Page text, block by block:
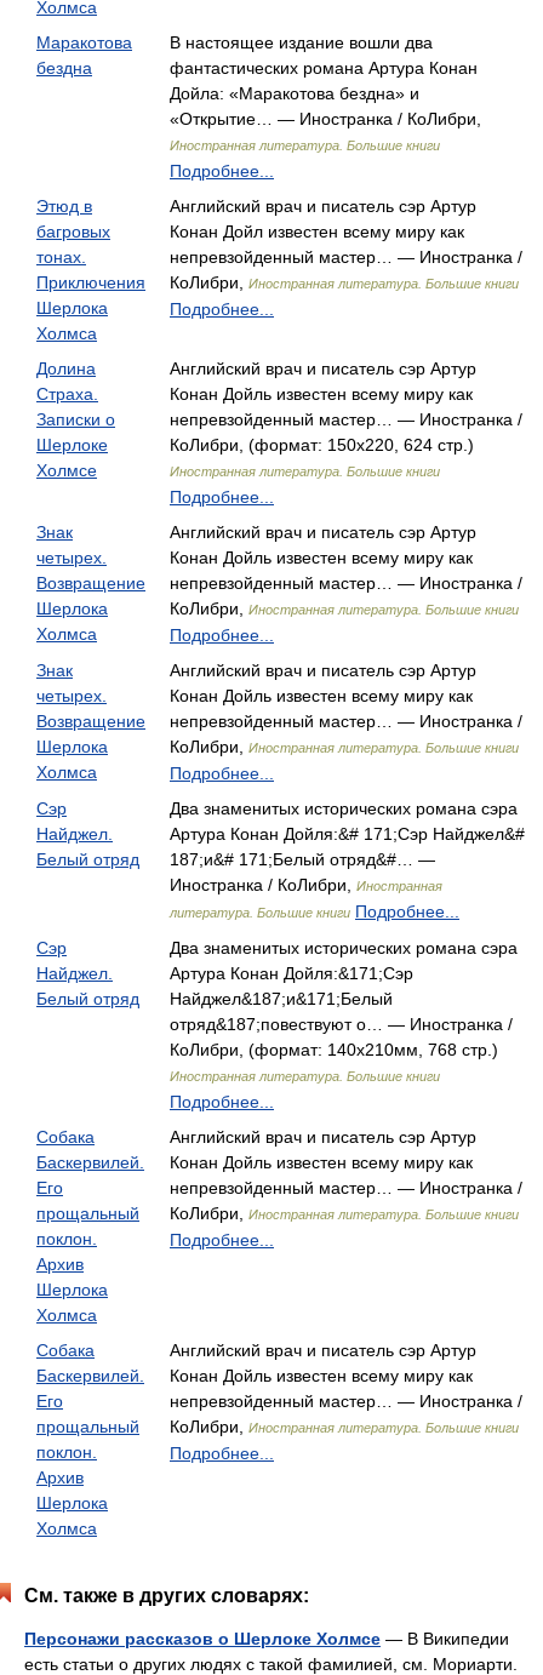
Холмса
Маракотова
бездна
В настоящее издание вошли два
фантастических романа Артура Конан
Дойла: «Маракотова бездна» и
«Открытие… — Иностранка / КоЛибри,
Иностранная литература. Большие книги
Подробнее...
Этюд в
багровых
тонах.
Приключения
Шерлока
Холмса
Английский врач и писатель сэр Артур
Конан Дойл известен всему миру как
непревзойденный мастер… — Иностранка /
КоЛибри,
Иностранная литература. Большие книги
Подробнее...
Долина
Страха.
Записки о
Шерлоке
Холмсе
Английский врач и писатель сэр Артур
Конан Дойль известен всему миру как
непревзойденный мастер… — Иностранка /
КоЛибри, (формат: 150x220, 624 стр.)
Иностранная литература. Большие книги
Подробнее...
Знак
четырех.
Возвращение
Шерлока
Холмса
Английский врач и писатель сэр Артур
Конан Дойль известен всему миру как
непревзойденный мастер… — Иностранка /
КоЛибри,
Иностранная литература. Большие книги
Подробнее...
Знак
четырех.
Возвращение
Шерлока
Холмса
Английский врач и писатель сэр Артур
Конан Дойль известен всему миру как
непревзойденный мастер… — Иностранка /
КоЛибри,
Иностранная литература. Большие книги
Подробнее...
Сэр
Найджел.
Белый отряд
Два знаменитых исторических романа сэра
Артура Конан Дойля:&# 171;Сэр Найджел&#
187;и&# 171;Белый отряд&#… —
Иностранка / КоЛибри,
Иностранная
литература. Большие книги Подробнее...
Сэр
Найджел.
Белый отряд
Два знаменитых исторических романа сэра
Артура Конан Дойля:&171;Сэр
Найджел&187;и&171;Белый
отряд&187;повествуют о… — Иностранка /
КоЛибри, (формат: 140x210мм, 768 стр.)
Иностранная литература. Большие книги
Подробнее...
Собака
Баскервилей.
Его
прощальный
поклон.
Архив
Шерлока
Холмса
Английский врач и писатель сэр Артур
Конан Дойль известен всему миру как
непревзойденный мастер… — Иностранка /
КоЛибри,
Иностранная литература. Большие книги
Подробнее...
Собака
Баскервилей.
Его
прощальный
поклон.
Архив
Шерлока
Холмса
Английский врач и писатель сэр Артур
Конан Дойль известен всему миру как
непревзойденный мастер… — Иностранка /
КоЛибри,
Иностранная литература. Большие книги
Подробнее...
См. также в других словарях:
Персонажи рассказов о Шерлоке Холмсе — В Википедии
есть статьи о других людях с такой фамилией, см. Мориарти.